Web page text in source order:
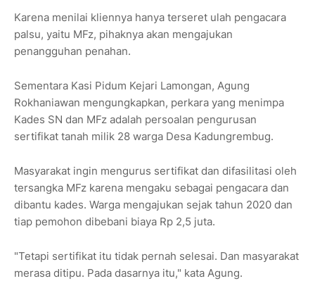
Karena menilai kliennya hanya terseret ulah pengacara
palsu, yaitu MFz, pihaknya akan mengajukan
penangguhan penahan.
Sementara Kasi Pidum Kejari Lamongan, Agung
Rokhaniawan mengungkapkan, perkara yang menimpa
Kades SN dan MFz adalah persoalan pengurusan
sertifikat tanah milik 28 warga Desa Kadungrembug.
Masyarakat ingin mengurus sertifikat dan difasilitasi oleh
tersangka MFz karena mengaku sebagai pengacara dan
dibantu kades. Warga mengajukan sejak tahun 2020 dan
tiap pemohon dibebani biaya Rp 2,5 juta.
"Tetapi sertifikat itu tidak pernah selesai. Dan masyarakat
merasa ditipu. Pada dasarnya itu," kata Agung.